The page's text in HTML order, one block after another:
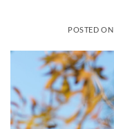
POSTED ON